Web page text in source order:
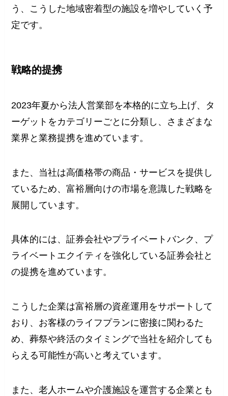
う、こうした地域密着型の施設を増やしていく予
定です。
戦略的提携
2023年夏から法人営業部を本格的に立ち上げ、タ
ーゲットをカテゴリーごとに分類し、さまざまな
業界と業務提携を進めています。
また、当社は高価格帯の商品・サービスを提供し
ているため、富裕層向けの市場を意識した戦略を
展開しています。
具体的には、証券会社やプライベートバンク、プ
ライベートエクイティを強化している証券会社と
の提携を進めています。
こうした企業は富裕層の資産運用をサポートして
おり、お客様のライフプランに密接に関わるた
め、葬祭や終活のタイミングで当社を紹介しても
らえる可能性が高いと考えています。
また、老人ホームや介護施設を運営する企業とも